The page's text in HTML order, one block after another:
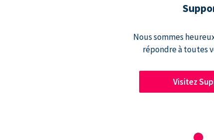
Nous sommes
répondre à toutes
Visitez